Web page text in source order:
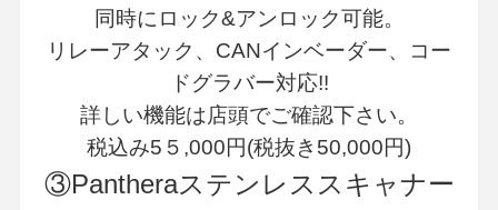
同時にロック&アンロック可能。
リレーアタック、CANインベーダー、コー
ドグラバー対応!!
詳しい機能は店頭でご確認下さい。
税込み5５,000円(税抜き50,000円)
③Pantheraステンレススキャナー